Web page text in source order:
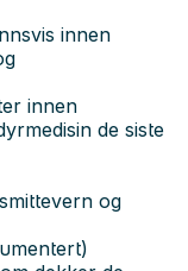
innen
innen
de siste
og